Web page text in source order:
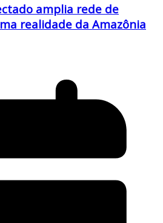
amplia rede de
realidade da Amazônia